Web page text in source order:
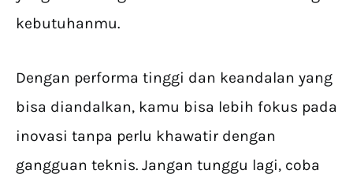
kebutuhanmu.
Dengan performa tinggi dan keandalan yang
bisa diandalkan, kamu bisa lebih fokus pada
inovasi tanpa perlu khawatir dengan
gangguan teknis. Jangan tunggu lagi, coba